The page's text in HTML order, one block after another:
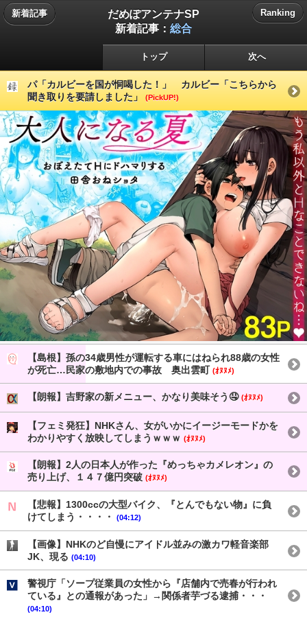
新着記事
だめぽアンテナSP
新着記事： 総合
Ranking
トップ 次へ
パ「カルビーを国が恫喝した！」 カルビー「こちらから
聞き取りを要請しました」
(PickUP!)
【島根】孫の34歳男性が運転する車にはねられ88歳の女性
が死亡…民家の敷地内での事故 奥出雲町 (ｵﾇﾇﾒ)
【朗報】吉野家の新メニュー、かなり美味そう🤤 (ｵﾇﾇﾒ)
【フェミ発狂】NHKさん、女がいかにイージーモードかを
わかりやすく放映してしまうｗｗｗ (ｵﾇﾇﾒ)
【朗報】2人の日本人が作った『めっちゃカメレオン』の
売り上げ、１４７億円突破 (ｵﾇﾇﾒ)
【悲報】1300ccの大型バイク、『とんでもない物』に負
けてしまう・・・・
(04:12)
【画像】NHKのど自慢にアイドル並みの激カワ軽音楽部
JK、現る (04:10)
警視庁「ソープ従業員の女性から『店舗内で売春が行われ
ている』との通報があった」→関係者芋づる逮捕・・・
(04:10)